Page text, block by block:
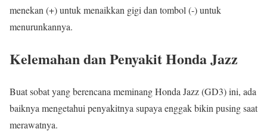
menekan (+) untuk menaikkan gigi dan tombol (-) untuk
menurunkannya.
Kelemahan dan Penyakit Honda Jazz
Buat sobat yang berencana meminang Honda Jazz (GD3) ini, ada
baiknya mengetahui penyakitnya supaya enggak bikin pusing saat
merawatnya.